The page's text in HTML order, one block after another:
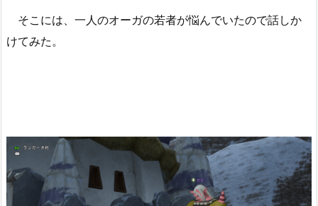
そこには、一人のオーガの若者が悩んでいたので話しか
けてみた。